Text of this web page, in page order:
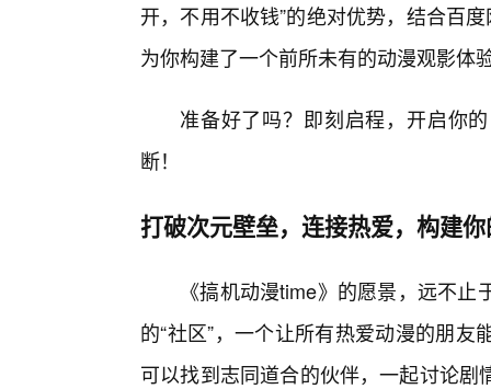
开，不用不收钱”的绝对优势，结合百
为你构建了一个前所未有的动漫观影体
准备好了吗？即刻启程，开启你
断！
打破次元壁垒，连接热爱，构建
《搞机动漫time》的愿景，远不
的“社区”，一个让所有热爱动漫的朋
可以找到志同道合的伙伴，一起讨论